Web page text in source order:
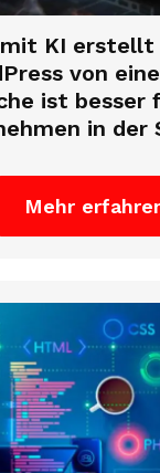
KI erstellt
von
ist besser
in der
Mehr